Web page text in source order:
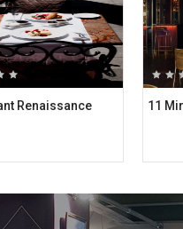
Renaissance